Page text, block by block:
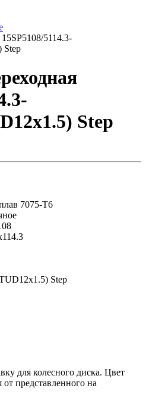
5114.3-
Step
Step
7075-T6
Step
для колесного диска. Цвет
представленного на